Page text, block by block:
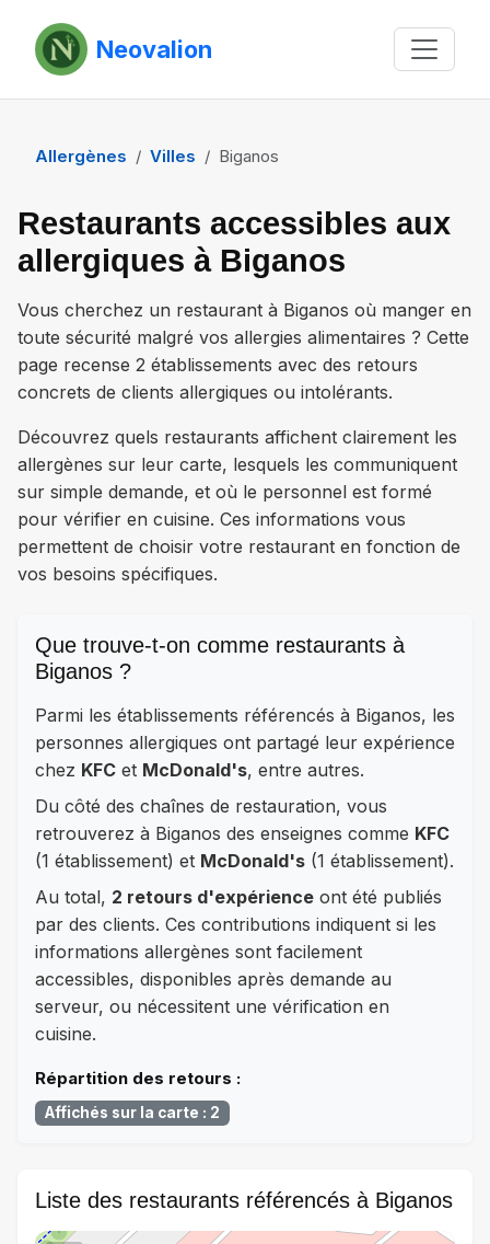
Neovalion
Allergènes Villes Biganos
Restaurants accessibles aux
allergiques à Biganos
Vous cherchez un restaurant à Biganos où manger en
toute sécurité malgré vos allergies alimentaires ? Cette
page recense 2 établissements avec des retours
concrets de clients allergiques ou intolérants.
Découvrez quels restaurants affichent clairement les
allergènes sur leur carte, lesquels les communiquent
sur simple demande, et où le personnel est formé
pour vérifier en cuisine. Ces informations vous
permettent de choisir votre restaurant en fonction de
vos besoins spécifiques.
Que trouve-t-on comme restaurants à
Biganos ?
Parmi les établissements référencés à Biganos, les
personnes allergiques ont partagé leur expérience
chez KFC et McDonald's, entre autres.
Du côté des chaînes de restauration, vous
retrouverez à Biganos des enseignes comme KFC
(1 établissement) et McDonald's (1 établissement).
Au total, 2 retours d'expérience ont été publiés
par des clients. Ces contributions indiquent si les
informations allergènes sont facilement
accessibles, disponibles après demande au
serveur, ou nécessitent une vérification en
cuisine.
Répartition des retours :
Affichés sur la carte : 2
Liste des restaurants référencés à Biganos